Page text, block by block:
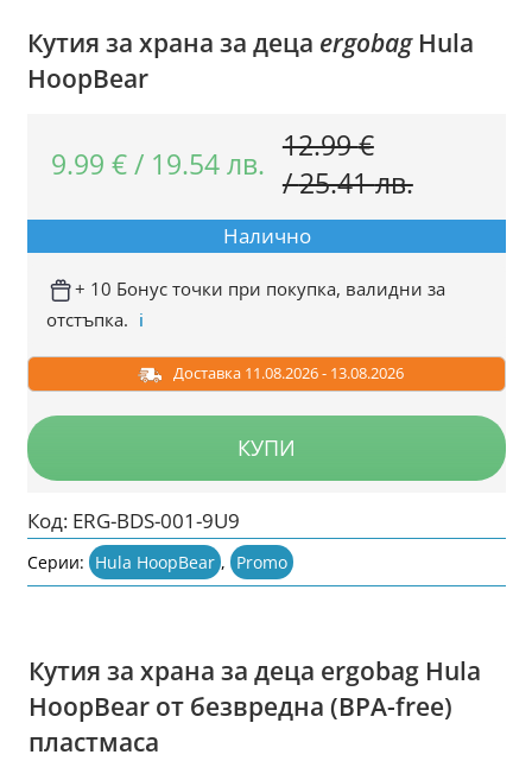
Кутия за храна за деца ergobagHula
HoopBear
12.99€
/25.41лв.Original
price
was:
12.99 €
лв..
9.99€ / 19.54лв.
цена
е:
9.99 €
лв..
Налично
+ 10 Бонус точки при покупка, валидни за
отстъпка. ℹ️
Доставка 11.08.2026 - 13.08.2026
КУПИ
Код: ERG-BDS-001-9U9
Серии: Hula HoopBear , Promo
Кутия за храна за деца ergobag Hula
HoopBear от безвредна (BPA-free)
пластмаса